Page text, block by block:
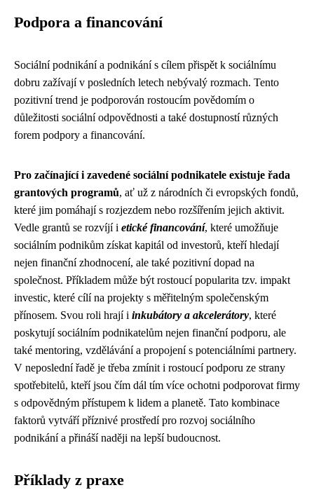
Podpora a financování
Sociální podnikání a podnikání s cílem přispět k sociálnímu
dobru zažívají v posledních letech nebývalý rozmach. Tento
pozitivní trend je podporován rostoucím povědomím o
důležitosti sociální odpovědnosti a také dostupností různých
forem podpory a financování.
Pro začínající i zavedené sociální podnikatele existuje řada
grantových programů, ať už z národních či evropských fondů,
které jim pomáhají s rozjezdem nebo rozšířením jejich aktivit.
Vedle grantů se rozvíjí i etické financování, které umožňuje
sociálním podnikům získat kapitál od investorů, kteří hledají
nejen finanční zhodnocení, ale také pozitivní dopad na
společnost. Příkladem může být rostoucí popularita tzv. impakt
investic, které cílí na projekty s měřitelným společenským
přínosem. Svou roli hrají i inkubátory a akcelerátory, které
poskytují sociálním podnikatelům nejen finanční podporu, ale
také mentoring, vzdělávání a propojení s potenciálními partnery.
V neposlední řadě je třeba zmínit i rostoucí podporu ze strany
spotřebitelů, kteří jsou čím dál tím více ochotni podporovat firmy
s odpovědným přístupem k lidem a planetě. Tato kombinace
faktorů vytváří příznivé prostředí pro rozvoj sociálního
podnikání a přináší naději na lepší budoucnost.
Příklady z praxe